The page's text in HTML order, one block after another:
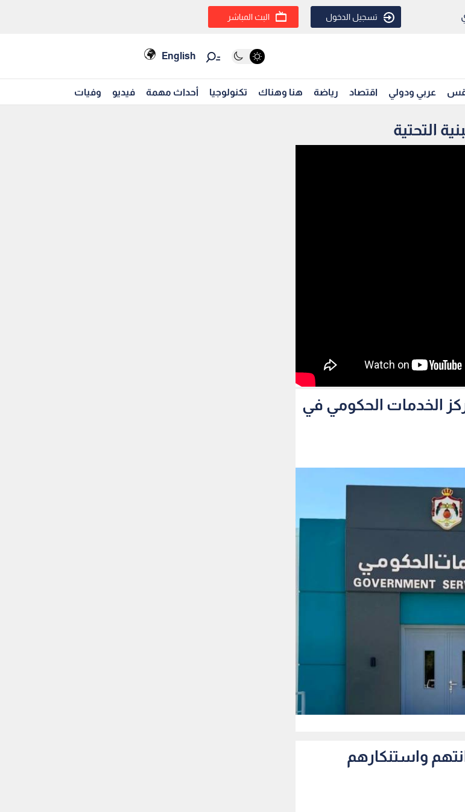
تسجيل الدخول البث المباشر
English
عربي ودولي اقتصاد رياضة هنا وهناك تكنولوجيا أحداث مهمة فيديو وفيات
التحتية
مركز الخدمات الحكومي في
واستنكارهم